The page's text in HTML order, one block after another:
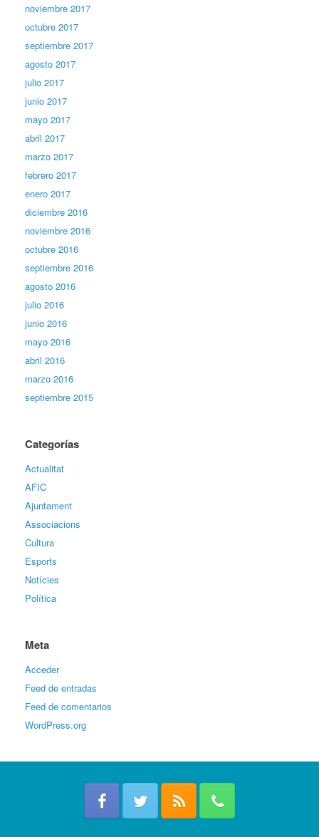
noviembre 2017
octubre 2017
septiembre 2017
agosto 2017
julio 2017
junio 2017
mayo 2017
abril 2017
marzo 2017
febrero 2017
enero 2017
diciembre 2016
noviembre 2016
octubre 2016
septiembre 2016
agosto 2016
julio 2016
junio 2016
mayo 2016
abril 2016
marzo 2016
septiembre 2015
Categorías
Actualitat
AFIC
Ajuntament
Associacions
Cultura
Esports
Notícies
Política
Meta
Acceder
Feed de entradas
Feed de comentarios
WordPress.org